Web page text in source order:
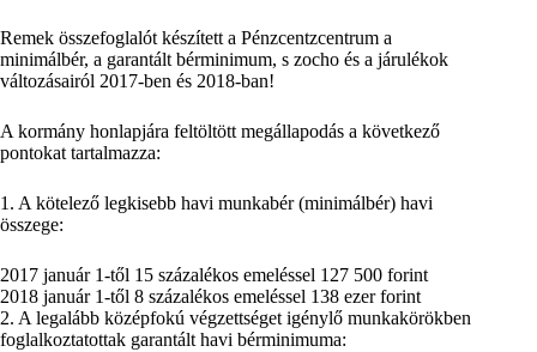
Remek összefoglalót készített a Pénzcentzcentrum a
minimálbér, a garantált bérminimum, s zocho és a járulékok
változásairól 2017-ben és 2018-ban!
A kormány honlapjára feltöltött megállapodás a következő
pontokat tartalmazza:
1. A kötelező legkisebb havi munkabér (minimálbér) havi
összege:
2017 január 1-től 15 százalékos emeléssel 127 500 forint
2018 január 1-től 8 százalékos emeléssel 138 ezer forint
2. A legalább középfokú végzettséget igénylő munkakörökben
foglalkoztatottak garantált havi bérminimuma: